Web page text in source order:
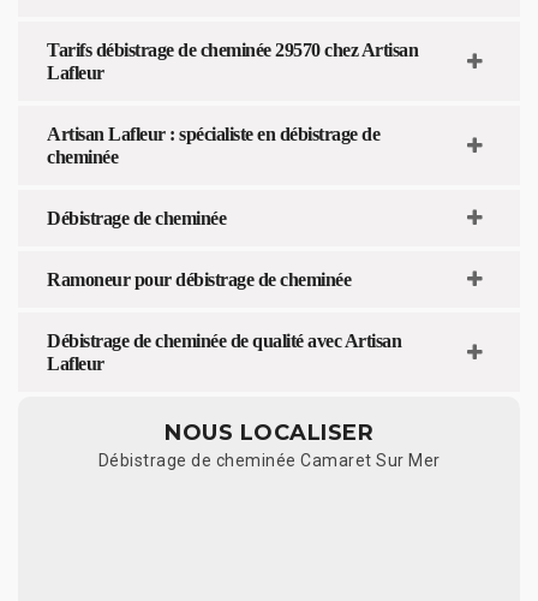
Tarifs débistrage de cheminée 29570 chez Artisan
Lafleur
Artisan Lafleur : spécialiste en débistrage de
cheminée
Débistrage de cheminée
Ramoneur pour débistrage de cheminée
Débistrage de cheminée de qualité avec Artisan
Lafleur
NOUS LOCALISER
Débistrage de cheminée Camaret Sur Mer